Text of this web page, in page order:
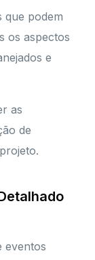
que podem
os aspectos
e
as
de
eventos